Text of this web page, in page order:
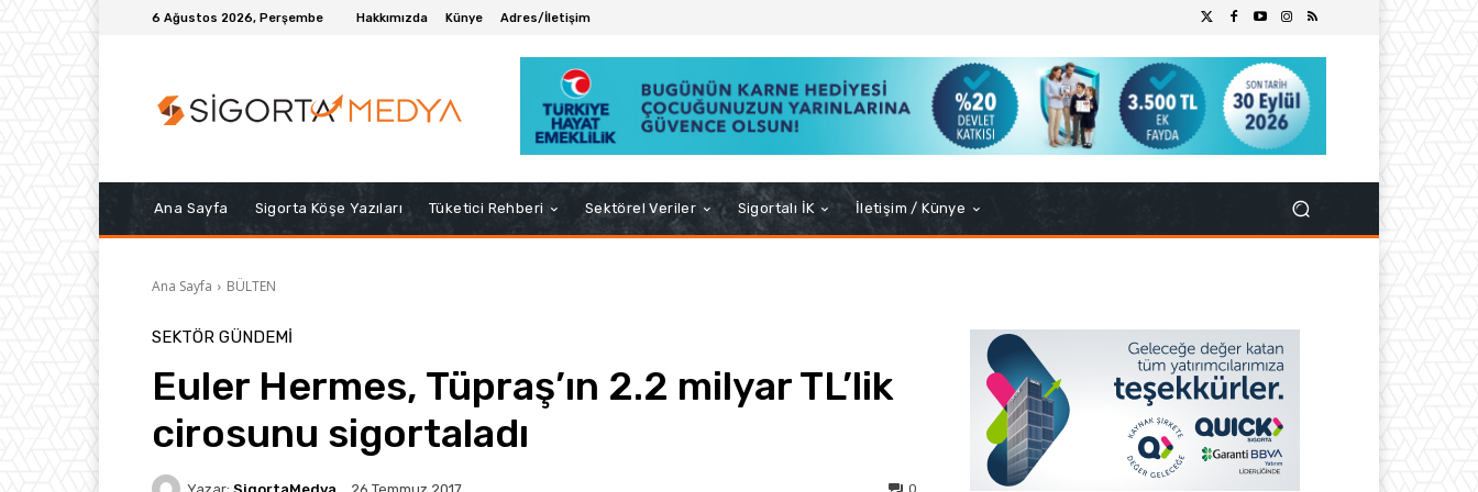
6 Ağustos 2026, Perşembe Hakkımızda Künye Adres/İletişim
Ana Sayfa Sigorta Köşe Yazıları Tüketici Rehberi Sektörel Veriler Sigortalı İK İletişim / Künye
Ana Sayfa BÜLTEN
SEKTÖR GÜNDEMİ
Euler Hermes, Tüpraş’ın 2.2 milyar TL’lik
cirosunu sigortaladı